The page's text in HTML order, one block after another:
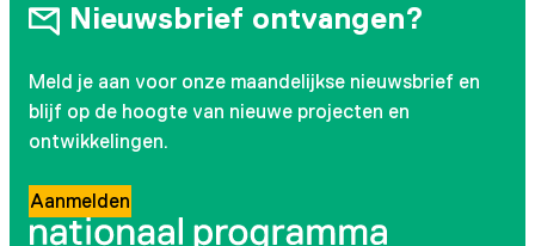
Nieuwsbrief ontvangen?
Meld je aan voor onze maandelijkse nieuwsbrief en
blijf op de hoogte van nieuwe projecten en
ontwikkelingen.
Aanmelden